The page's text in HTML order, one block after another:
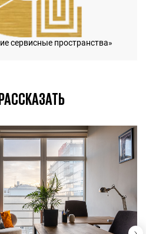
сервисные пространства»